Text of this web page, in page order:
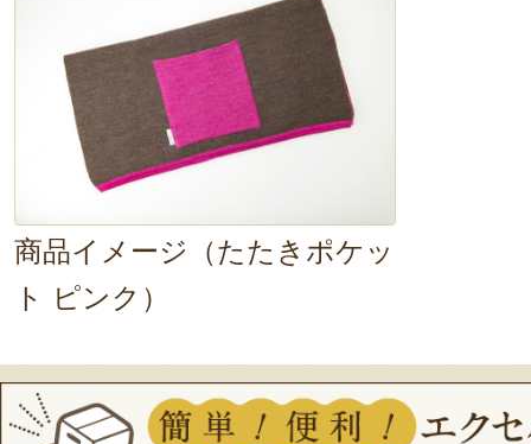
商品イメージ（たたきポケッ
ト ピンク）